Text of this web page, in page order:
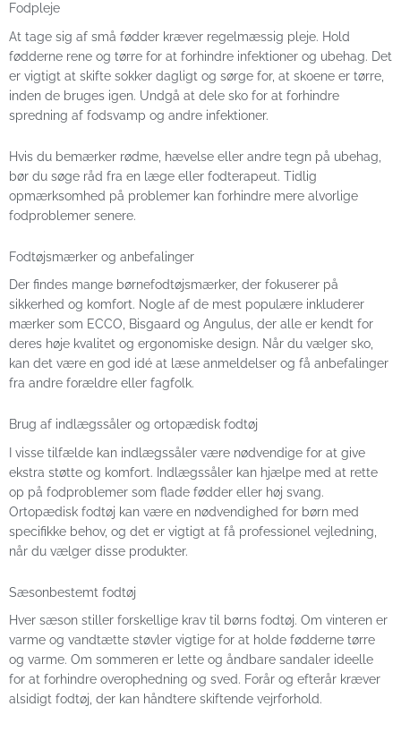
Fodpleje
At tage sig af små fødder kræver regelmæssig pleje. Hold
fødderne rene og tørre for at forhindre infektioner og ubehag. Det
er vigtigt at skifte sokker dagligt og sørge for, at skoene er tørre,
inden de bruges igen. Undgå at dele sko for at forhindre
spredning af fodsvamp og andre infektioner.
Hvis du bemærker rødme, hævelse eller andre tegn på ubehag,
bør du søge råd fra en læge eller fodterapeut. Tidlig
opmærksomhed på problemer kan forhindre mere alvorlige
fodproblemer senere.
Fodtøjsmærker og anbefalinger
Der findes mange børnefodtøjsmærker, der fokuserer på
sikkerhed og komfort. Nogle af de mest populære inkluderer
mærker som ECCO, Bisgaard og Angulus, der alle er kendt for
deres høje kvalitet og ergonomiske design. Når du vælger sko,
kan det være en god idé at læse anmeldelser og få anbefalinger
fra andre forældre eller fagfolk.
Brug af indlægssåler og ortopædisk fodtøj
I visse tilfælde kan indlægssåler være nødvendige for at give
ekstra støtte og komfort. Indlægssåler kan hjælpe med at rette
op på fodproblemer som flade fødder eller høj svang.
Ortopædisk fodtøj kan være en nødvendighed for børn med
specifikke behov, og det er vigtigt at få professionel vejledning,
når du vælger disse produkter.
Sæsonbestemt fodtøj
Hver sæson stiller forskellige krav til børns fodtøj. Om vinteren er
varme og vandtætte støvler vigtige for at holde fødderne tørre
og varme. Om sommeren er lette og åndbare sandaler ideelle
for at forhindre overophedning og sved. Forår og efterår kræver
alsidigt fodtøj, der kan håndtere skiftende vejrforhold.